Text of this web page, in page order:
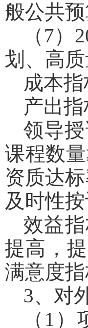
般公共预
（7
划、高
成本
产出
领导
课程数
资质达
及时性
效益
提高，
满意度
3、对
（1